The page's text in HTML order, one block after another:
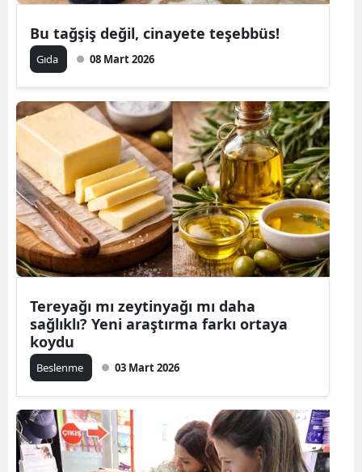
Bu tağşiş değil, cinayete teşebbüs!
Gıda 08 Mart 2026
Tereyağı mı zeytinyağı mı daha
sağlıklı? Yeni araştırma farkı ortaya
koydu
Beslenme 03 Mart 2026